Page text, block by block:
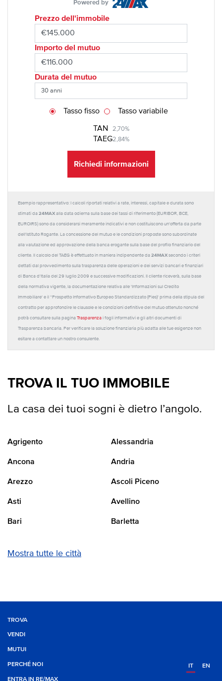
Powered by
Prezzo dell'immobile
Importo del mutuo
Durata del mutuo
TAN 2,70%
TAEG2,84%
Tasso fisso Tasso variabile
Richiedi informazioni
Esempio rappresentativo: I calcoli riportati relativi a rate, interessi, capitale e durata sono
stimati da 24MAX alla data odierna sulla base dei tassi di riferimento (EURIBOR, BCE,
EUROIRS) sono da considerarsi meramente indicativi e non costituiscono un'offerta da parte
dell'Istituto Rogante. La concessione del mutuo e le condizioni proposte sono subordinate
alla valutazione ed approvazione della banca erogante sulla base del profilo finanziario del
cliente. Il calcolo del TAEG è effettuato in maniera indipendente da 24MAX secondo i criteri
dettati dal provvedimento sulla trasparenza delle operazioni e dei servizi bancari e finanziari
di Banca d'Italia del 29 luglio 2009 e successive modificazioni. Il cliente riceverà, sulla base
della normativa vigente, la documentazione relativa alle 'Informazioni sul Credito
Immobiliare' e il “Prospetto Informativo Europeo Standardizzato (Pies)' prima della stipula del
contratto per approfondire le clausole e le condizioni definitive del mutuo ottenuto nonché
potrà consultare sulla pagina Trasparenza i fogli informativi e gli altri documenti di
Trasparenza bancaria. Per verificare la soluzione finanziaria più adatta alle tue esigenze non
esitare a contattare un nostro consulente.
TROVA IL TUO IMMOBILE
La casa dei tuoi sogni è dietro l’angolo.
Agrigento Alessandria
Ancona Andria
Arezzo Ascoli Piceno
Asti Avellino
Bari Barletta
Mostra tutte le città
TROVA
VENDI
MUTUI
PERCHÉ NOI
ENTRA IN RE/MAX
IT EN